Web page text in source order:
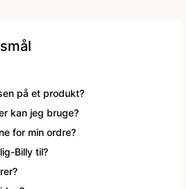
kostume
på et produkt?
kan jeg bruge?
for min ordre?
Billy til?